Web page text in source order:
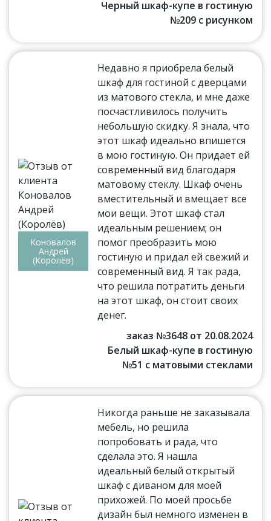
Черный шкаф-купе в гостиную
№209 с рисунком
Коновалов
Андрей
(Королёв)
Недавно я приобрела белый
шкаф для гостиной с дверцами
из матового стекла, и мне даже
посчастливилось получить
небольшую скидку. Я знала, что
этот шкаф идеально впишется
в мою гостиную. Он придает ей
современный вид благодаря
матовому стеклу. Шкаф очень
вместительный и вмещает все
мои вещи. Этот шкаф стал
идеальным решением; он
помог преобразить мою
гостиную и придал ей свежий и
современный вид. Я так рада,
что решила потратить деньги
на этот шкаф, он стоит своих
денег.
заказ №3648 от 20.08.2024
Белый шкаф-купе в гостиную
№51 с матовыми стеклами
Никогда раньше не заказывала
мебель, но решила
попробовать и рада, что
сделала это. Я нашла
идеальный белый открытый
шкаф с диваном для моей
прихожей. По моей просьбе
дизайн был немного изменен в